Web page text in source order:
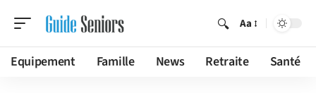
Aa
Equipement Famille News Retraite Santé